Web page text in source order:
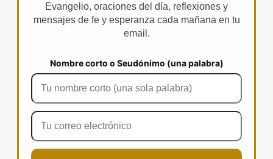
Evangelio, oraciones del día, reflexiones y
mensajes de fe y esperanza cada mañana en tu
email.
Nombre corto o Seudónimo (una palabra)